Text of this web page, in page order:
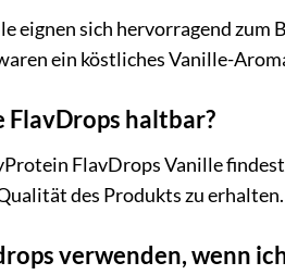
eignen sich hervorragend zum
ein köstliches Vanille-
FlavDrops haltbar?
FlavDrops Vanille
des Produkts zu erhalten.
verwenden, wenn